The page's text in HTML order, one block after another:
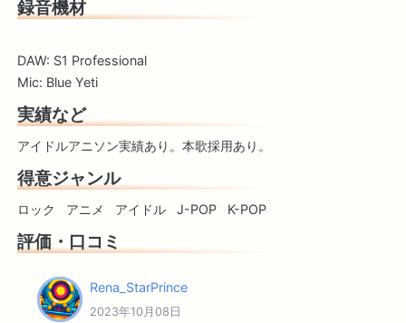
録音機材
DAW: S1 Professional
Mic: Blue Yeti
実績など
アイドルアニソン実績あり。本歌採用あり。
得意ジャンル
ロック アニメ アイドル J-POP K-POP
評価・口コミ
Rena_StarPrince
2023年10月08日